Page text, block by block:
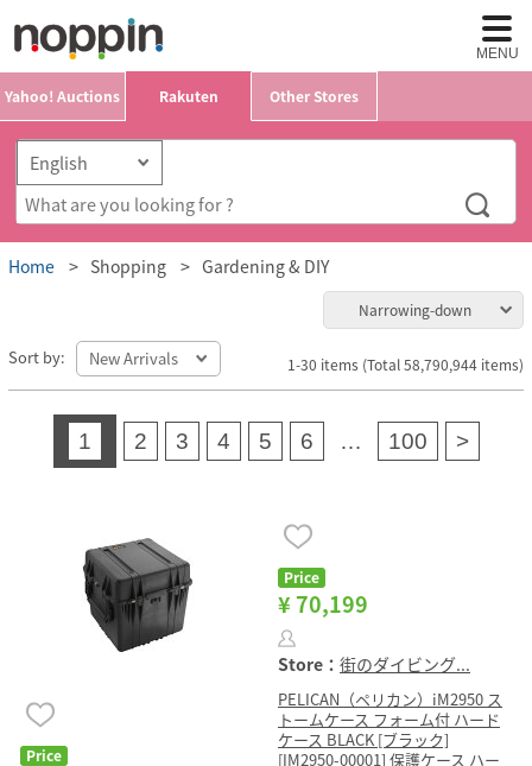
MENU
Yahoo! Auctions Rakuten Other Stores
Home Shopping Gardening & DIY
Narrowing-down
Sort by: 1-30 items (Total 58,790,944 items)
1 2 3 4 5 6 … 100 >
Price
Price
¥ 70,199
Store： 街のダイビング...
PELICAN（ペリカン）iM2950 ス
トームケース フォーム付 ハード
ケース BLACK [ブラック]
[IM2950-00001] 保護ケース ハー